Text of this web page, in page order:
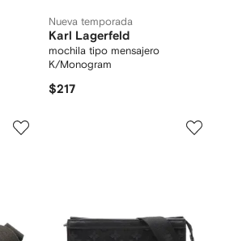
Nueva temporada
Karl Lagerfeld
mochila tipo mensajero
K/Monogram
$217